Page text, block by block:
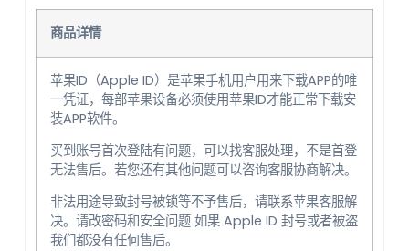
商品详情
苹果ID（Apple ID）是苹果手机用户用来下载APP的唯
一凭证，每部苹果设备必须使用苹果ID才能正常下载安
装APP软件。
买到账号首次登陆有问题，可以找客服处理，不是首登
无法售后。若您还有其他问题可以咨询客服协商解决。
非法用途导致封号被锁等不予售后，请联系苹果客服解
决。请改密码和安全问题 如果 Apple ID 封号或者被盗
我们都没有任何售后。